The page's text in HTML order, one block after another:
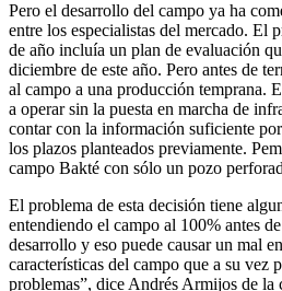
Pero el desarrollo del campo ya ha
entre los especialistas del mercado. El
de año incluía un plan de evaluación
diciembre de este año. Pero antes de
al campo a una producción temprana.
a operar sin la puesta en marcha de
contar con la información suficiente
los plazos planteados previamente.
campo Bakté con sólo un pozo
El problema de esta decisión tiene
entendiendo el campo al 100% antes
desarrollo y eso puede causar un mal
características del campo que a su vez
problemas”, dice Andrés Armijos de la